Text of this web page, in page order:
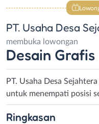
PT. Usaha Desa
membuka lowongan
Desain Grafis
PT. Usaha Desa
untuk menempati posisi
Ringkasan